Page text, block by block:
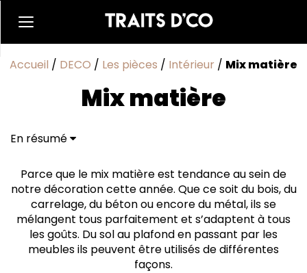
Accueil / DECO / Les pièces / Intérieur / Mix matière
Mix matière
En résumé
Parce que le mix matière est tendance au sein de
notre décoration cette année. Que ce soit du bois, du
carrelage, du béton ou encore du métal, ils se
mélangent tous parfaitement et s’adaptent à tous
les goûts. Du sol au plafond en passant par les
meubles ils peuvent être utilisés de différentes
façons.